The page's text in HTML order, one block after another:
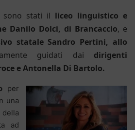
sono stati il liceo linguistico e
Danilo Dolci, di Brancaccio, e
statale Sandro Pertini, allo
guidati dai dirigenti
e Antonella Di Bartolo.
per
una
ad